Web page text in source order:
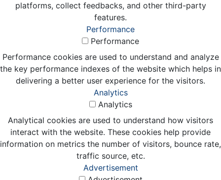
platforms, collect feedbacks, and other third-party
features.
Performance
Performance
Performance cookies are used to understand and analyze
the key performance indexes of the website which helps in
delivering a better user experience for the visitors.
Analytics
Analytics
Analytical cookies are used to understand how visitors
interact with the website. These cookies help provide
information on metrics the number of visitors, bounce rate,
traffic source, etc.
Advertisement